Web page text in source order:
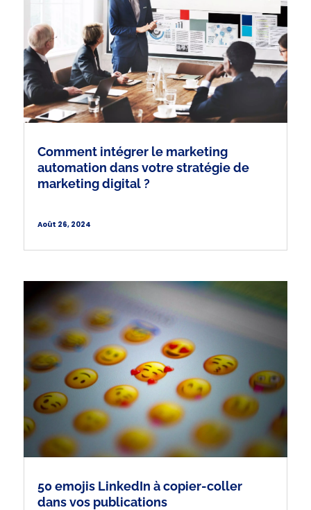
Comment intégrer le marketing
automation dans votre stratégie de
marketing digital ?
Août 26, 2024
50 emojis LinkedIn à copier-coller
dans vos publications